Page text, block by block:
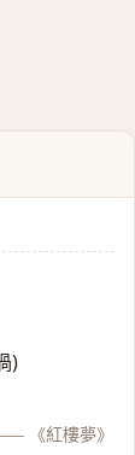
)
《紅樓夢》